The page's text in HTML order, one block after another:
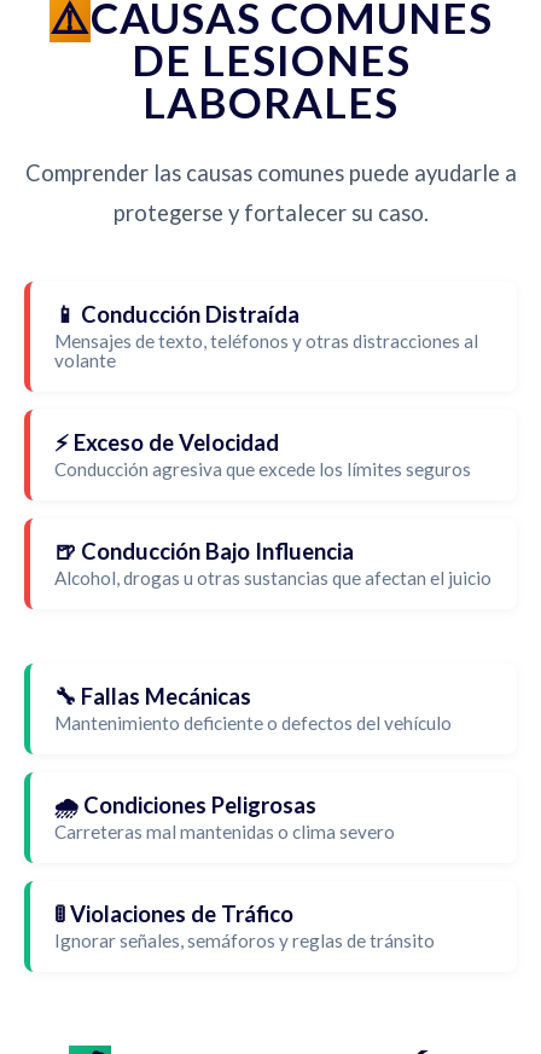
CAUSAS COMUNES
DE LESIONES
LABORALES
Comprender las causas comunes puede ayudarle a
protegerse y fortalecer su caso.
📱 Conducción Distraída
Mensajes de texto, teléfonos y otras distracciones al
volante
⚡ Exceso de Velocidad
Conducción agresiva que excede los límites seguros
🍺 Conducción Bajo Influencia
Alcohol, drogas u otras sustancias que afectan el juicio
🔧 Fallas Mecánicas
Mantenimiento deficiente o defectos del vehículo
🌧️ Condiciones Peligrosas
Carreteras mal mantenidas o clima severo
🚦 Violaciones de Tráfico
Ignorar señales, semáforos y reglas de tránsito